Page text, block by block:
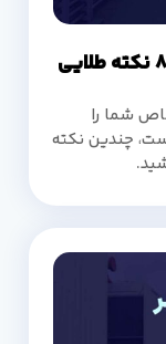
شما را
چندین نکته